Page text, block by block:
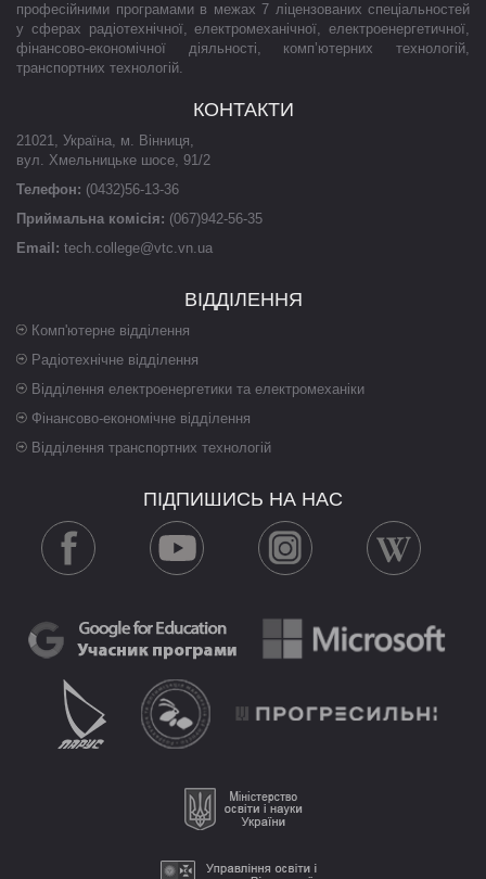
професійними програмами в межах 7 ліцензованих спеціальностей
у сферах радіотехнічної, електромеханічної, електроенергетичної,
фінансово-економічної діяльності, комп’ютерних технологій,
транспортних технологій.
КОНТАКТИ
21021, Україна, м. Вінниця,
вул. Хмельницьке шосе, 91/2
Телефон: (0432)56-13-36
Приймальна комісія: (067)942-56-35
Email: tech.college@vtc.vn.ua
ВІДДІЛЕННЯ
Комп'ютерне відділення
Радіотехнічне відділення
Відділення електроенергетики та електромеханіки
Фінансово-економічне відділення
Відділення транспортних технологій
ПІДПИШИСЬ НА НАС